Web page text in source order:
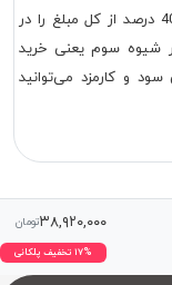
در شرایط اقساطی با چک یا اقساط 24 ماهه باید 40 درصد از کل مبلغ را در
در شیوه سوم یعنی خرید
را در 4 قسط بدون سود و کارمزد می‌توانید
۳۸,۹۲۰,۰۰۰تومان
۱۷% تخفیف پلکانی